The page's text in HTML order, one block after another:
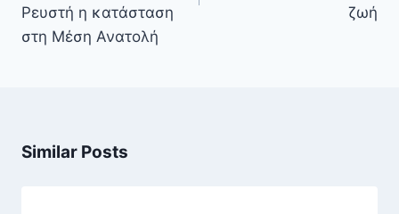
Ρευστή η κατάσταση
στη Μέση Ανατολή
ζωή
Similar Posts